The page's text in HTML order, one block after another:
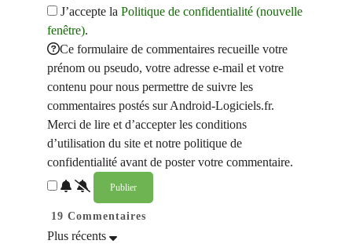
J’accepte la Politique de confidentialité (nouvelle
fenêtre).
Ce formulaire de commentaires recueille votre
prénom ou pseudo, votre adresse e-mail et votre
contenu pour nous permettre de suivre les
commentaires postés sur Android-Logiciels.fr.
Merci de lire et d’accepter les conditions
d’utilisation du site et notre politique de
confidentialité avant de poster votre commentaire.
19 Commentaires
Plus récents